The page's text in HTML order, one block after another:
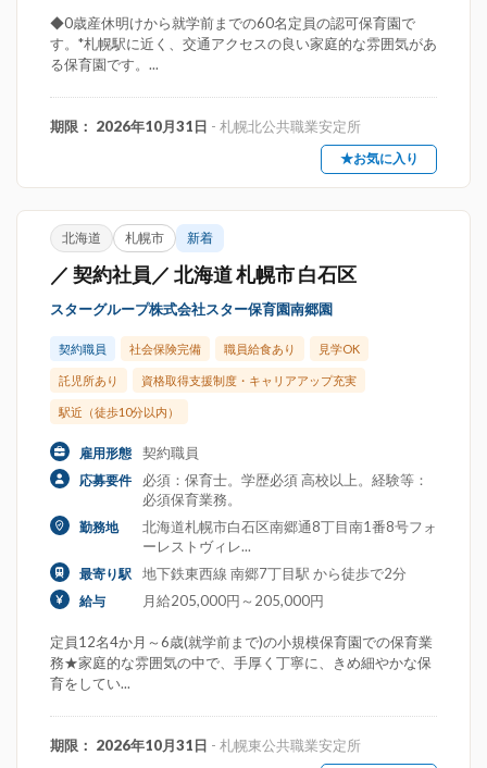
◆0歳産休明けから就学前までの60名定員の認可保育園で
す。*札幌駅に近く、交通アクセスの良い家庭的な雰囲気があ
る保育園です。...
期限： 2026年10月31日 - 札幌北公共職業安定所
★お気に入り
北海道 札幌市 新着
／ 契約社員／ 北海道 札幌市 白石区
スターグループ株式会社スター保育園南郷園
契約職員 社会保険完備 職員給食あり 見学OK
託児所あり 資格取得支援制度・キャリアアップ充実
駅近（徒歩10分以内）
雇用形態 契約職員
応募要件
必須：保育士。学歴必須 高校以上。経験等：
必須保育業務。
勤務地
北海道札幌市白石区南郷通8丁目南1番8号フォ
ーレストヴィレ...
最寄り駅 地下鉄東西線 南郷7丁目駅 から徒歩で2分
給与 月給205,000円～205,000円
定員12名4か月～6歳(就学前まで)の小規模保育園での保育業
務★家庭的な雰囲気の中で、手厚く丁寧に、きめ細やかな保
育をしてい...
期限： 2026年10月31日 - 札幌東公共職業安定所